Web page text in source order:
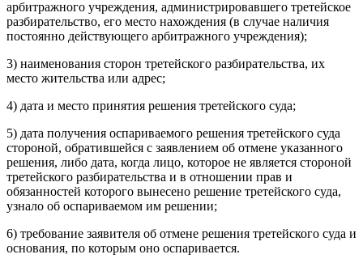
арбитражного учреждения, администрировавшего третейское
разбирательство, его место нахождения (в случае наличия
постоянно действующего арбитражного учреждения);
3) наименования сторон третейского разбирательства, их
место жительства или адрес;
4) дата и место принятия решения третейского суда;
5) дата получения оспариваемого решения третейского суда
стороной, обратившейся с заявлением об отмене указанного
решения, либо дата, когда лицо, которое не является стороной
третейского разбирательства и в отношении прав и
обязанностей которого вынесено решение третейского суда,
узнало об оспариваемом им решении;
6) требование заявителя об отмене решения третейского суда и
основания, по которым оно оспаривается.